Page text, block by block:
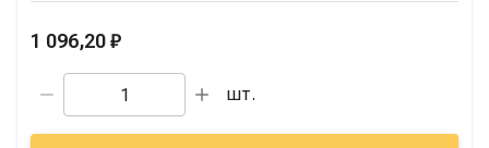
1 096,20 ₽
шт.